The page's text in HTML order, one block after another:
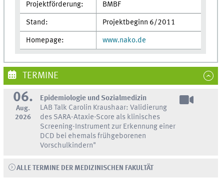
Projektförderung: BMBF
Stand: Projektbeginn 6/2011
Homepage: www.nako.de
TERMINE
06.
Aug.
2026
Epidemiologie und Sozialmedizin
LAB Talk Carolin Kraushaar: Validierung
des SARA-Ataxie-Score als klinisches
Screening-Instrument zur Erkennung einer
DCD bei ehemals frühgeborenen
Vorschulkindern"
ALLE TERMINE DER MEDIZINISCHEN FAKULTÄT